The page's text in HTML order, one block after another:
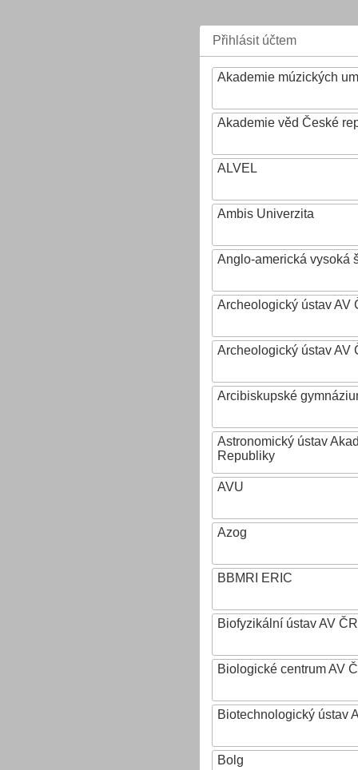
Přihlásit účtem
Akademie múzických
Akademie věd České
ALVEL
Ambis Univerzita
Anglo-americká vysoká
Archeologický ústav AV
Archeologický ústav AV
Arcibiskupské
Astronomický ústav
Republiky
AVU
Azog
BBMRI ERIC
Biofyzikální ústav AV ČR
Biologické centrum AV
Biotechnologický ústav
Bolg